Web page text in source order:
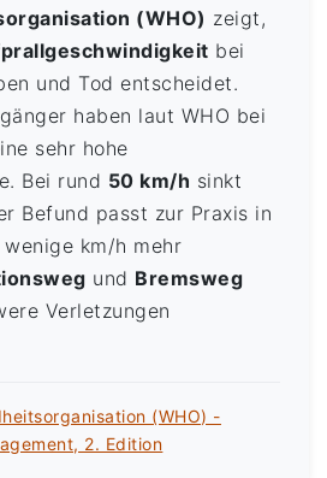
(WHO) zeigt,
bei
und Tod entscheidet.
haben laut WHO bei
sehr hohe
Bei rund 50 km/h sinkt
Befund passt zur Praxis in
km/h mehr
und Bremsweg
Verletzungen
(WHO) -
2. Edition